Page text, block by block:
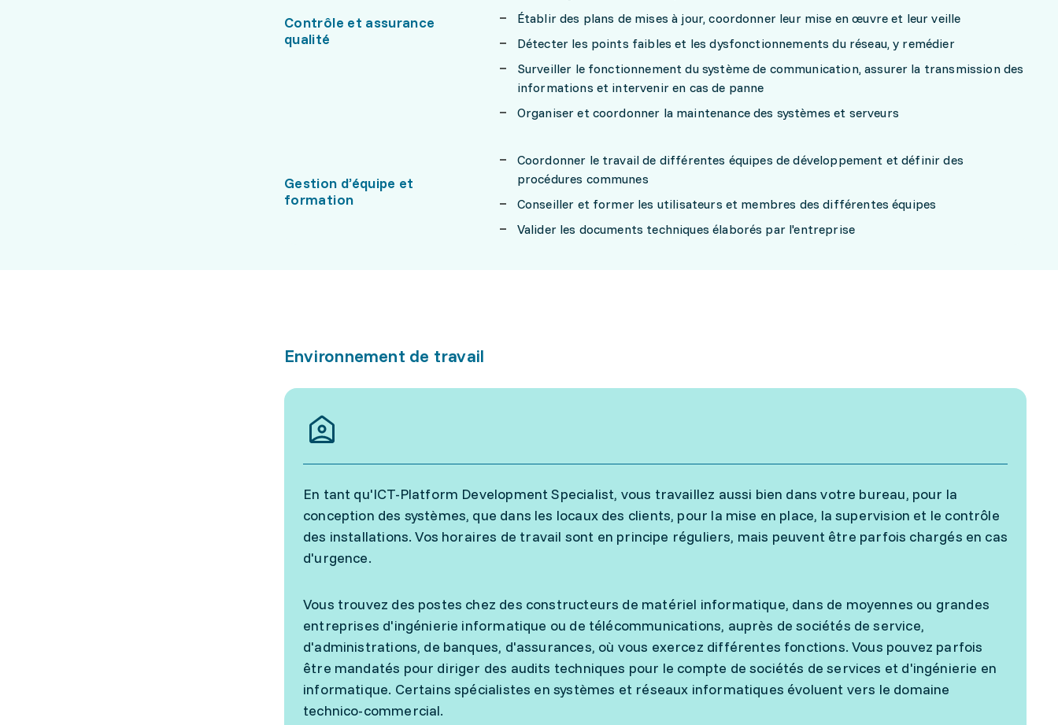
Contrôle et assurance
qualité
Établir des plans de mises à jour, coordonner leur mise en œuvre et leur veille
Détecter les points faibles et les dysfonctionnements du réseau, y remédier
Surveiller le fonctionnement du système de communication, assurer la transmission des
informations et intervenir en cas de panne
Organiser et coordonner la maintenance des systèmes et serveurs
Gestion d’équipe et
formation
Coordonner le travail de différentes équipes de développement et définir des
procédures communes
Conseiller et former les utilisateurs et membres des différentes équipes
Valider les documents techniques élaborés par l'entreprise
Environnement de travail
En tant qu'ICT-Platform Development Specialist, vous travaillez aussi bien dans votre bureau, pour la
conception des systèmes, que dans les locaux des clients, pour la mise en place, la supervision et le contrôle
des installations. Vos horaires de travail sont en principe réguliers, mais peuvent être parfois chargés en cas
d'urgence.
Vous trouvez des postes chez des constructeurs de matériel informatique, dans de moyennes ou grandes
entreprises d'ingénierie informatique ou de télécommunications, auprès de sociétés de service,
d'administrations, de banques, d'assurances, où vous exercez différentes fonctions. Vous pouvez parfois
être mandatés pour diriger des audits techniques pour le compte de sociétés de services et d'ingénierie en
informatique. Certains spécialistes en systèmes et réseaux informatiques évoluent vers le domaine
technico-commercial.